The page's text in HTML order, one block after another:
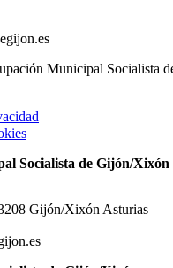
Municipal Socialista
Socialista de Gijón/Xixón
Gijón/Xixón Asturias